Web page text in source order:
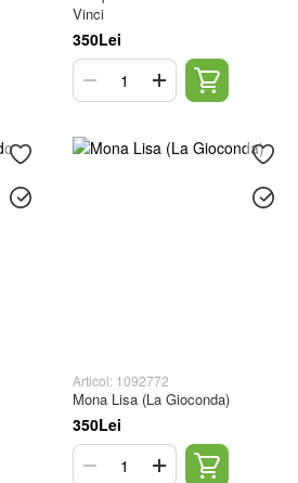
Vinci
350Lei
Articol: 1092772
Mona Lisa (La Gioconda)
350Lei